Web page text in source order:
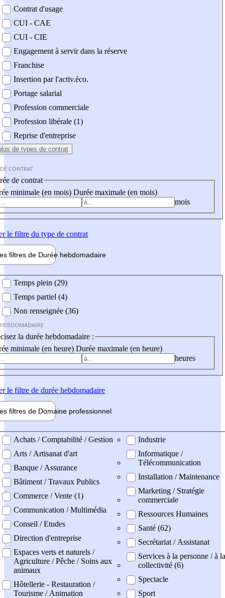
Contrat d'usage
CUI - CAE
CUI - CIE
Engagement à servir dans la réserve
Franchise
Insertion par l'activ.éco.
Portage salarial
Profession commerciale
Profession libérale (1)
Reprise d'entreprise
de types de contrat
CONTRAT
de contrat
minimale (en mois) Durée maximale (en mois)
mois
le filtre du type de contrat
filtres de Durée hebdomadaire
Temps plein (29)
Temps partiel (4)
Non renseignée (36)
la durée hebdomadaire :
minimale (en heure) Durée maximale (en heure)
heures
le filtre de durée hebdomadaire
filtres de Domaine professionnel
professionel
Achats / Comptabilité / Gestion
Arts / Artisanat d'art
Banque / Assurance
Bâtiment / Travaux Publics
Commerce / Vente (1)
Communication / Multimédia
Conseil / Etudes
Direction d'entreprise
Espaces verts et naturels /
Agriculture / Pêche / Soins aux
animaux
Hôtellerie - Restauration /
Tourisme / Animation
Industrie
Informatique /
Télécommunication
Installation / Maintenance
Marketing / Stratégie
commerciale
Ressources Humaines
Santé (62)
Secrétariat / Assistanat
Services à la personne / à la
collectivité (6)
Spectacle
Sport